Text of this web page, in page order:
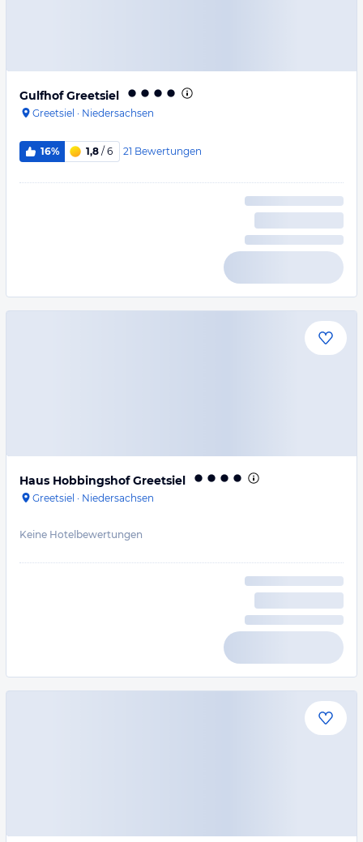
Gulfhof Greetsiel
Greetsiel · Niedersachsen
16% 1,8 / 6 21 Bewertungen
Haus Hobbingshof Greetsiel
Greetsiel · Niedersachsen
Keine Hotelbewertungen